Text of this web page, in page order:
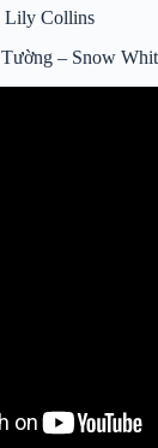
Lily Collins
– Snow